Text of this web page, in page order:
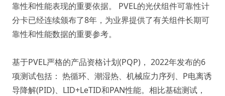
靠性和性能表现的重要依据。
PVEL的光伏组件可靠性计
分卡已经连续颁布了8年，为业界提供了有关组件长期可
靠性和性能数据的重要参考。
基于PVEL严格的产品资格计划(PQP)， 2022年发布的6
项测试包括： 热循环、潮湿热、机械应力序列、P电离诱
导降解(PID)、LID+LeTID和PAN性能。相比基础测试，